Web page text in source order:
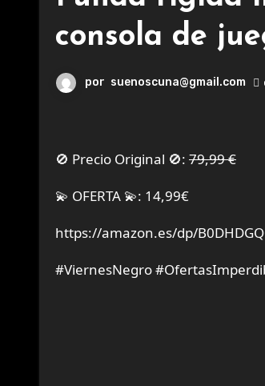
consola de
por suenoscuna@gmail.com
🚫 Precio Original 🚫: 79,99 €
💫 OFERTA 💫: 14,99€
https://amazon.es/dp/
#ViernesNegro